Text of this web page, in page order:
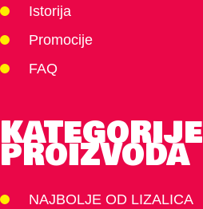
Istorija
Promocije
FAQ
KATEGORIJE
PROIZVODA
NAJBOLJE OD LIZALICA